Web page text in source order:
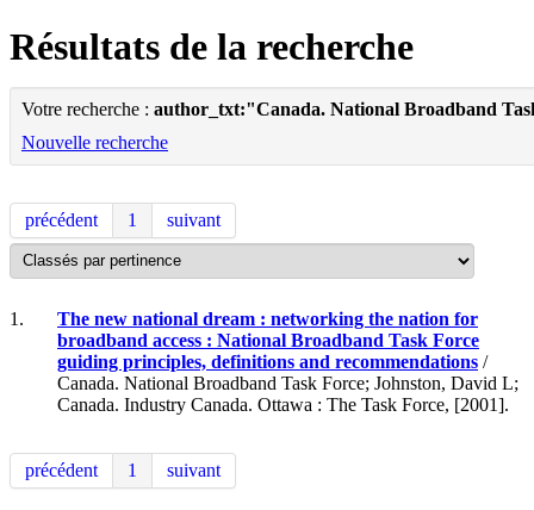
Résultats de la recherche
Votre recherche : author_txt:"Canada. National Broadband
Nouvelle recherche
précédent 1 suivant
1.
The new national dream : networking the nation for
broadband access : National Broadband Task Force
guiding principles, definitions and recommendations /
Canada. National Broadband Task Force; Johnston, David L;
Canada. Industry Canada. Ottawa : The Task Force, [2001].
précédent 1 suivant